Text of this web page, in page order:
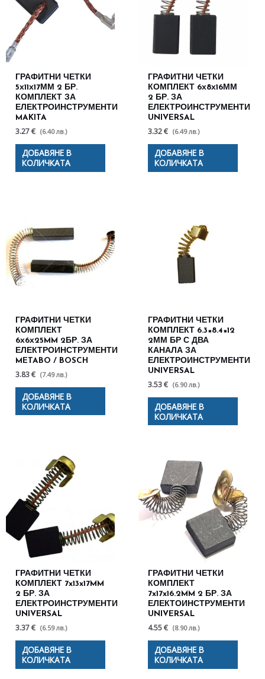
ГРАФИТНИ ЧЕТКИ
5х11х17ММ 2 БР.
КОМПЛЕКТ ЗА
ЕЛЕКТРОИНСТРУМЕНТИ
MAKITA
3.27 € (6.40 лв.)
ДОБАВЯНЕ В
КОЛИЧКАТА
ГРАФИТНИ ЧЕТКИ
КОМПЛЕКТ 6х8х16ММ
2 БР. ЗА
ЕЛЕКТРОИНСТРУМЕНТИ
UNIVERSAL
3.32 € (6.49 лв.)
ДОБАВЯНЕ В
КОЛИЧКАТА
ГРАФИТНИ ЧЕТКИ
КОМПЛЕКТ
6х6х25MM 2БР. ЗА
ЕЛЕКТРОИНСТРУМЕНТИ
METABO / BOSCH
3.83 € (7.49 лв.)
ДОБАВЯНЕ В
КОЛИЧКАТА
ГРАФИТНИ ЧЕТКИ
КОМПЛЕКТ 6.3×8.4×12
2ММ БР С ДВА
КАНАЛА ЗА
ЕЛЕКТРОИНСТРУМЕНТИ
UNIVERSAL
3.53 € (6.90 лв.)
ДОБАВЯНЕ В
КОЛИЧКАТА
ГРАФИТНИ ЧЕТКИ
КОМПЛЕКТ 7x13x17MM
2 БР. ЗА
ЕЛЕКТРОИНСТРУМЕНТИ
UNIVERSAL
3.37 € (6.59 лв.)
ДОБАВЯНЕ В
КОЛИЧКАТА
ГРАФИТНИ ЧЕТКИ
КОМПЛЕКТ
7x17x16.2MM 2 БР. ЗА
ЕЛЕКТОИНСТРУМЕНТИ
UNIVERSAL
4.55 € (8.90 лв.)
ДОБАВЯНЕ В
КОЛИЧКАТА